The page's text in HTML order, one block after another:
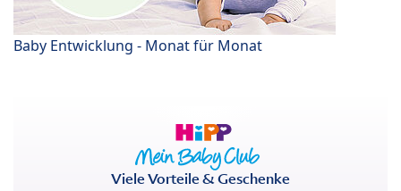
Baby Entwicklung - Monat für Monat
Viele Vorteile & Geschenke